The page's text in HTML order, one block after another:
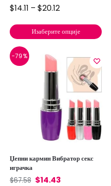
$14.11 – $20.12
Изаберите опције
-79%
Џепни кармин Вибратор секс
играчка
$67.58 $14.43